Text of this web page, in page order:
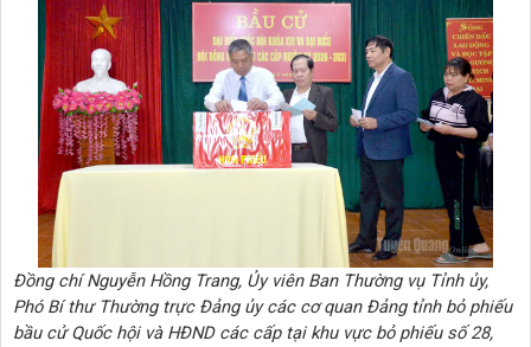
Đồng chí Nguyễn Hồng Trang, Ủy viên Ban Thường vụ Tỉnh ủy,
Phó Bí thư Thường trực Đảng ủy các cơ quan Đảng tỉnh bỏ phiếu
bầu cử Quốc hội và HĐND các cấp tại khu vực bỏ phiếu số 28,